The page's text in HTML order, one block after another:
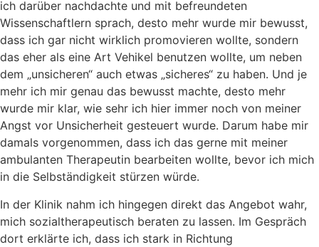
ich darüber nachdachte und mit befreundeten
Wissenschaftlern sprach, desto mehr wurde mir bewusst,
dass ich gar nicht wirklich promovieren wollte, sondern
das eher als eine Art Vehikel benutzen wollte, um neben
dem „unsicheren“ auch etwas „sicheres“ zu haben. Und je
mehr ich mir genau das bewusst machte, desto mehr
wurde mir klar, wie sehr ich hier immer noch von meiner
Angst vor Unsicherheit gesteuert wurde. Darum habe mir
damals vorgenommen, dass ich das gerne mit meiner
ambulanten Therapeutin bearbeiten wollte, bevor ich mich
in die Selbständigkeit stürzen würde.
In der Klinik nahm ich hingegen direkt das Angebot wahr,
mich sozialtherapeutisch beraten zu lassen. Im Gespräch
dort erklärte ich, dass ich stark in Richtung